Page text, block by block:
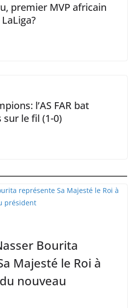
premier MVP africain
l’AS FAR bat
le fil (1-0)
Bourita
Majesté le Roi à
nouveau